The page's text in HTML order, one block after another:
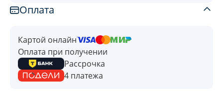
Оплата
Картой онлайн
Оплата при получении
Рассрочка
4 платежа